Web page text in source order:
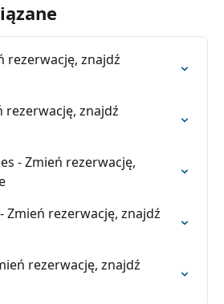
rezerwację, znajdź
rezerwację, znajdź
- Zmień rezerwację,
Zmień rezerwację, znajdź
rezerwację, znajdź